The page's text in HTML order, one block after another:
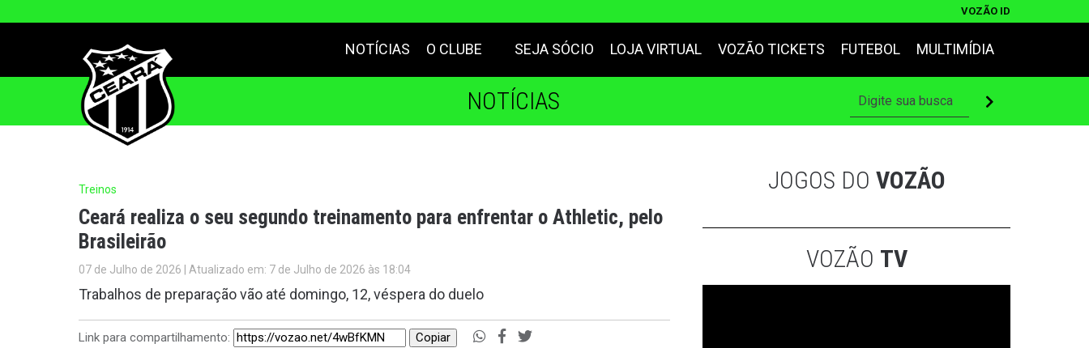
VOZÃO ID
NOTÍCIAS O CLUBE SEJA SÓCIO LOJA VIRTUAL VOZÃO TICKETS FUTEBOL MULTIMÍDIA
NOTÍCIAS
Treinos
Ceará realiza o seu segundo treinamento para enfrentar o Athletic, pelo
Brasileirão
07 de Julho de 2026 | Atualizado em: 7 de Julho de 2026 às 18:04
Trabalhos de preparação vão até domingo, 12, véspera do duelo
Link para compartilhamento: Copiar
JOGOS DO VOZÃO
VOZÃO TV